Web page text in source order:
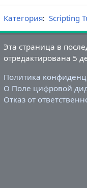
Категория: Scripting
Эта страница в
отредактирована 5
Политика
О Поле цифровой
Отказ от